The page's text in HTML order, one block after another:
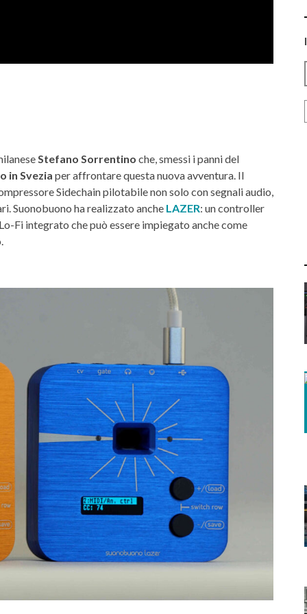
Stefano Sorrentino che, smessi i panni del
in Svezia per affrontare questa nuova avventura. Il
Sidechain pilotabile non solo con segnali audio,
Suonobuono ha realizzato anche LAZER: un controller
Fi integrato che può essere impiegato anche come